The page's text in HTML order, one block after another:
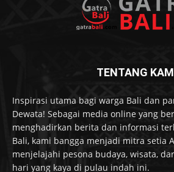
TENTANG
Inspirasi utama bagi warga Bali dan
Dewata! Sebagai media online yang
menghadirkan berita dan informasi
Bali, kami bangga menjadi mitra setia
menjelajahi pesona budaya, wisata,
hari yang kaya di pulau indah ini.